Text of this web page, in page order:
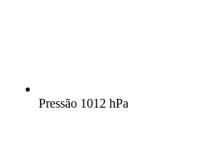
Pressão 1012 hPa